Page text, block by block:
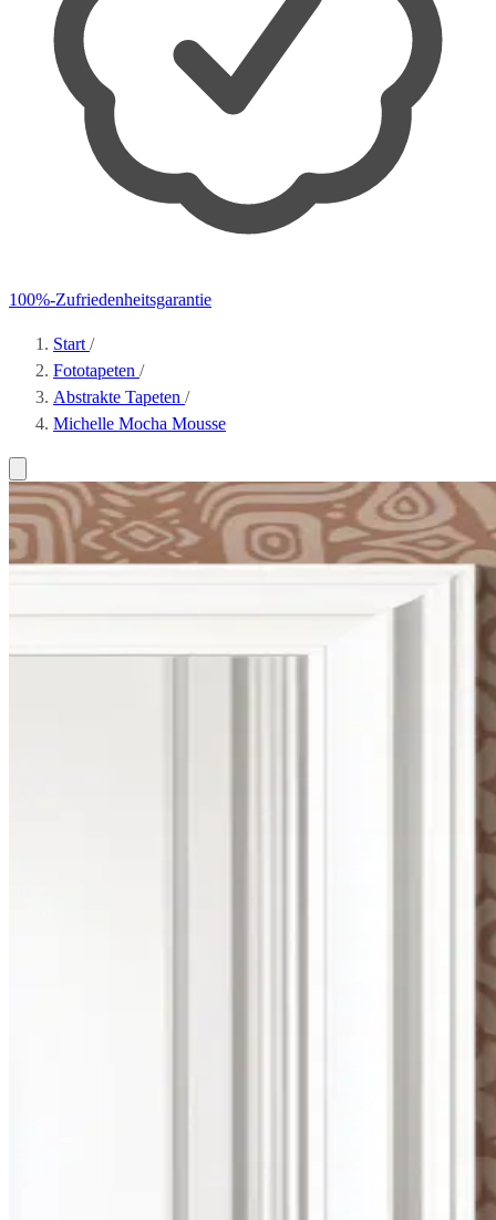
100%-Zufriedenheitsgarantie
Start /
Fototapeten /
Abstrakte Tapeten /
Michelle Mocha Mousse